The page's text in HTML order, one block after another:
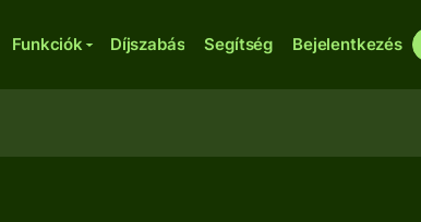
Funkciók Díjszabás Segítség Bejelentkezés